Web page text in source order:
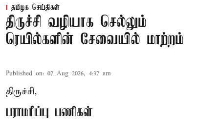
தமிழக செய்திகள்
திருச்சி வழியாக செல்லும்
ரெயில்களின் சேவையில் மாற்றம்
Published on: 07 Aug 2026, 4:37 am
திருச்சி,
பராமரிப்பு பணிகள்